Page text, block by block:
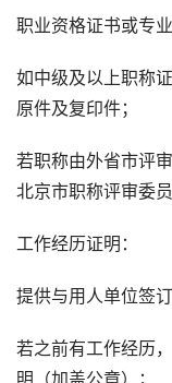
职业资格证书或专
如中级及以上职称
原件及复印件；
若职称由外省市评
北京市职称评审委
工作经历证明：
提供与用人单位签
若之前有工作经历